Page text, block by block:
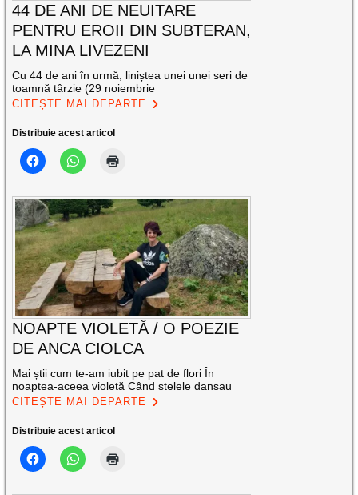
44 DE ANI DE NEUITARE
PENTRU EROII DIN SUBTERAN,
LA MINA LIVEZENI
Cu 44 de ani în urmă, liniștea unei unei seri de
toamnă târzie (29 noiembrie
CITEȘTE MAI DEPARTE
Distribuie acest articol
NOAPTE VIOLETĂ / O POEZIE
DE ANCA CIOLCA
Mai știi cum te-am iubit pe pat de flori În
noaptea-aceea violetă Când stelele dansau
CITEȘTE MAI DEPARTE
Distribuie acest articol